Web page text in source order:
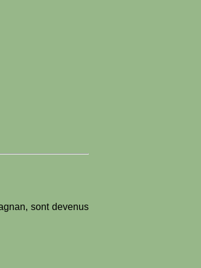
sont devenus